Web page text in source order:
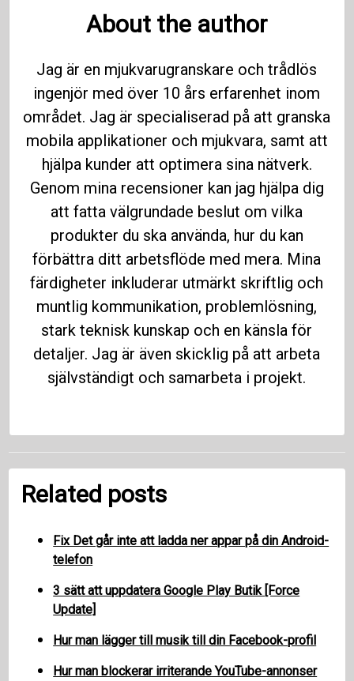
About the author
Jag är en mjukvarugranskare och trådlös
ingenjör med över 10 års erfarenhet inom
området. Jag är specialiserad på att granska
mobila applikationer och mjukvara, samt att
hjälpa kunder att optimera sina nätverk.
Genom mina recensioner kan jag hjälpa dig
att fatta välgrundade beslut om vilka
produkter du ska använda, hur du kan
förbättra ditt arbetsflöde med mera. Mina
färdigheter inkluderar utmärkt skriftlig och
muntlig kommunikation, problemlösning,
stark teknisk kunskap och en känsla för
detaljer. Jag är även skicklig på att arbeta
självständigt och samarbeta i projekt.
Related posts
Fix Det går inte att ladda ner appar på din Android-
telefon
3 sätt att uppdatera Google Play Butik [Force
Update]
Hur man lägger till musik till din Facebook-profil
Hur man blockerar irriterande YouTube-annonser